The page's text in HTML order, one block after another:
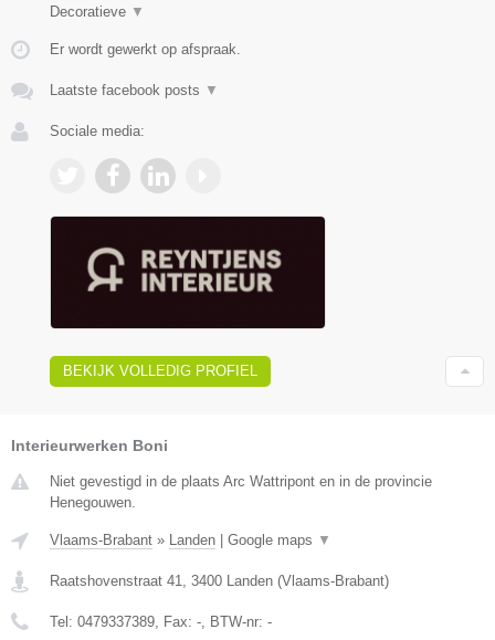
Decoratieve ▼
Er wordt gewerkt op afspraak.
Laatste facebook posts ▼
Sociale media:
BEKIJK VOLLEDIG PROFIEL
Interieurwerken Boni
Niet gevestigd in de plaats Arc Wattripont en in de provincie
Henegouwen.
Vlaams-Brabant » Landen Google maps ▼
Raatshovenstraat 41, 3400 Landen (Vlaams-Brabant)
Tel: 0479337389, Fax: -, BTW-nr: -